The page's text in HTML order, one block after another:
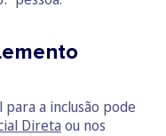
a inclusão pode
Direta ou nos